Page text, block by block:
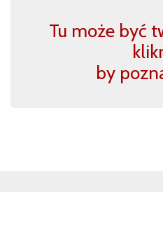
Tu może być
by